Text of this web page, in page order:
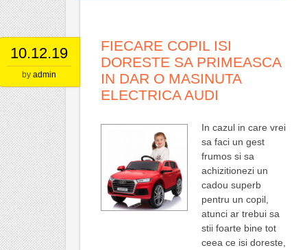
10.12.19
by admin
FIECARE COPIL ISI
DORESTE SA PRIMEASCA
IN DAR O MASINUTA
ELECTRICA AUDI
In cazul in care vrei
sa faci un gest
frumos si sa
achizitionezi un
cadou superb
pentru un copil,
atunci ar trebui sa
stii foarte bine tot
ceea ce isi doreste,